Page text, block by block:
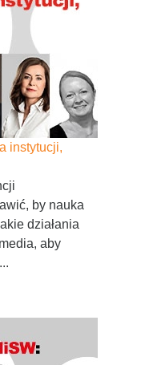
instytucji,
by nauka
działania
aby